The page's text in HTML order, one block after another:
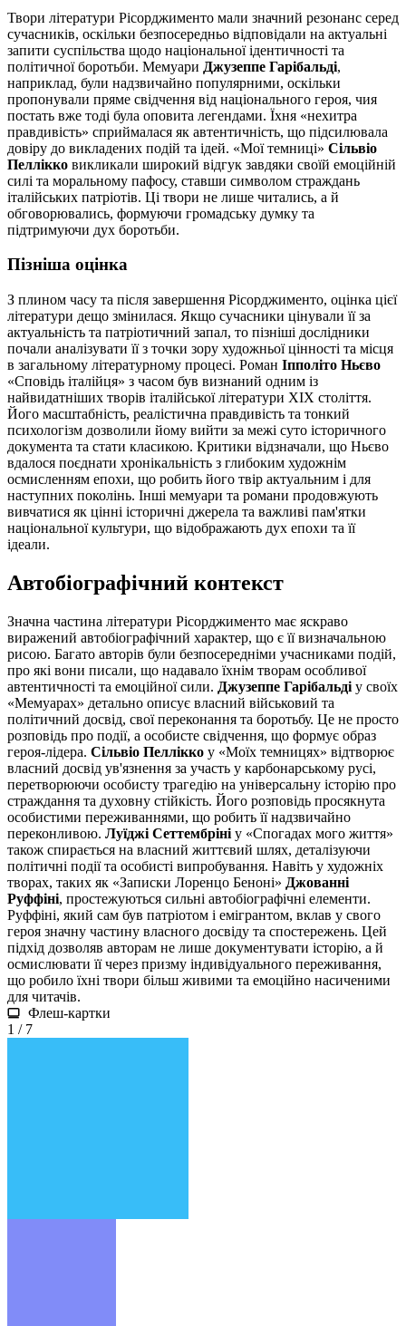
Твори літератури Рісорджименто мали значний резонанс серед
сучасників, оскільки безпосередньо відповідали на актуальні
запити суспільства щодо національної ідентичності та
політичної боротьби. Мемуари Джузеппе Гарібальді,
наприклад, були надзвичайно популярними, оскільки
пропонували пряме свідчення від національного героя, чия
постать вже тоді була оповита легендами. Їхня «нехитра
правдивість» сприймалася як автентичність, що підсилювала
довіру до викладених подій та ідей. «Мої темниці» Сільвіо
Пеллікко викликали широкий відгук завдяки своїй емоційній
силі та моральному пафосу, ставши символом страждань
італійських патріотів. Ці твори не лише читались, а й
обговорювались, формуючи громадську думку та
підтримуючи дух боротьби.
Пізніша оцінка
З плином часу та після завершення Рісорджименто, оцінка цієї
літератури дещо змінилася. Якщо сучасники цінували її за
актуальність та патріотичний запал, то пізніші дослідники
почали аналізувати її з точки зору художньої цінності та місця
в загальному літературному процесі. Роман Іпполіто Ньєво
«Сповідь італійця» з часом був визнаний одним із
найвидатніших творів італійської літератури XIX століття.
Його масштабність, реалістична правдивість та тонкий
психологізм дозволили йому вийти за межі суто історичного
документа та стати класикою. Критики відзначали, що Ньєво
вдалося поєднати хронікальність з глибоким художнім
осмисленням епохи, що робить його твір актуальним і для
наступних поколінь. Інші мемуари та романи продовжують
вивчатися як цінні історичні джерела та важливі пам'ятки
національної культури, що відображають дух епохи та її
ідеали.
Автобіографічний контекст
Значна частина літератури Рісорджименто має яскраво
виражений автобіографічний характер, що є її визначальною
рисою. Багато авторів були безпосередніми учасниками подій,
про які вони писали, що надавало їхнім творам особливої
автентичності та емоційної сили. Джузеппе Гарібальді у своїх
«Мемуарах» детально описує власний військовий та
політичний досвід, свої переконання та боротьбу. Це не просто
розповідь про події, а особисте свідчення, що формує образ
героя-лідера. Сільвіо Пеллікко у «Моїх темницях» відтворює
власний досвід ув'язнення за участь у карбонарському русі,
перетворюючи особисту трагедію на універсальну історію про
страждання та духовну стійкість. Його розповідь просякнута
особистими переживаннями, що робить її надзвичайно
переконливою. Луїджі Сеттембріні у «Спогадах мого життя»
також спирається на власний життєвий шлях, деталізуючи
політичні події та особисті випробування. Навіть у художніх
творах, таких як «Записки Лоренцо Беноні» Джованні
Руффіні, простежуються сильні автобіографічні елементи.
Руффіні, який сам був патріотом і емігрантом, вклав у свого
героя значну частину власного досвіду та спостережень. Цей
підхід дозволяв авторам не лише документувати історію, а й
осмислювати її через призму індивідуального переживання,
що робило їхні твори більш живими та емоційно насиченими
для читачів.
Флеш-картки
1 / 7